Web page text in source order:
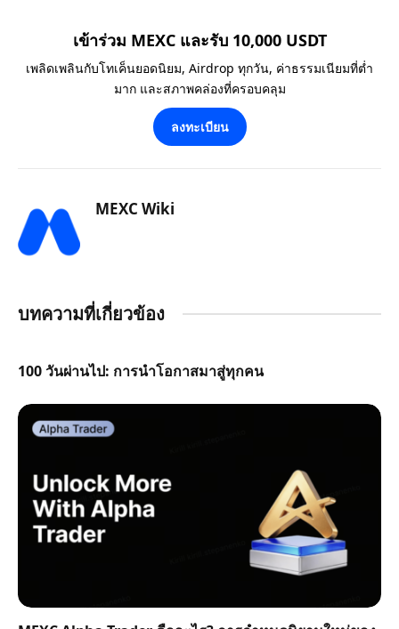
เข้าร่วม MEXC และรับ 10,000 USDT
เพลิดเพลินกับโทเค็นยอดนิยม, Airdrop ทุกวัน, ค่าธรรมเนียมที่ต่ำ
มาก และสภาพคล่องที่ครอบคลุม
ลงทะเบียน
MEXC Wiki
บทความที่เกี่ยวข้อง
100 วันผ่านไป: การนำโอกาสมาสู่ทุกคน